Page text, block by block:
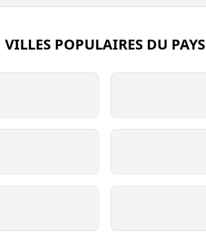
VILLES POPULAIRES DU PAYS